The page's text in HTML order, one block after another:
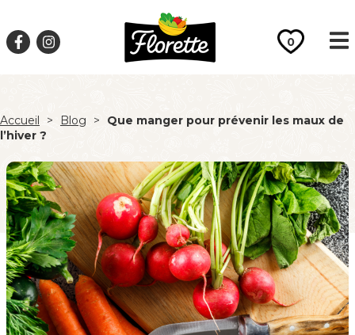
0
Accueil > Blog >
Que manger pour prévenir les maux de
l’hiver ?